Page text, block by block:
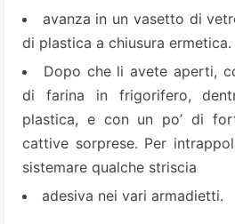
avanza in un vasetto di
di plastica a chiusura ermetica.
Dopo che li avete aperti,
di farina in frigorifero,
plastica, e con un po’ di
cattive sorprese. Per
sistemare qualche striscia
adesiva nei vari armadietti.